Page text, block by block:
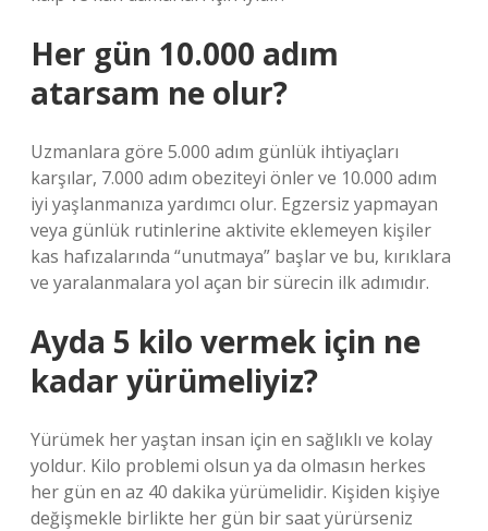
Her gün 10.000 adım
atarsam ne olur?
Uzmanlara göre 5.000 adım günlük ihtiyaçları
karşılar, 7.000 adım obeziteyi önler ve 10.000 adım
iyi yaşlanmanıza yardımcı olur. Egzersiz yapmayan
veya günlük rutinlerine aktivite eklemeyen kişiler
kas hafızalarında “unutmaya” başlar ve bu, kırıklara
ve yaralanmalara yol açan bir sürecin ilk adımıdır.
Ayda 5 kilo vermek için ne
kadar yürümeliyiz?
Yürümek her yaştan insan için en sağlıklı ve kolay
yoldur. Kilo problemi olsun ya da olmasın herkes
her gün en az 40 dakika yürümelidir. Kişiden kişiye
değişmekle birlikte her gün bir saat yürürseniz